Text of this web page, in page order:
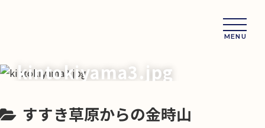
MENU
kintokiyama3.jpg
すすき草原からの金時山